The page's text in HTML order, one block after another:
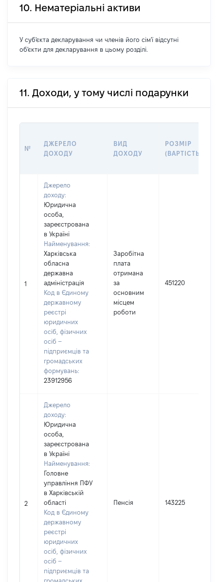
10. Нематеріальні активи
У суб'єкта декларування чи членів його сім'ї відсутні
об'єкти для декларування в цьому розділі.
11. Доходи, у тому числі подарунки
№
ДЖЕРЕЛО
ДОХОДУ
ВИД
ДОХОДУ
РОЗМІР
(ВАРТІСТЬ)
1
Джерело
доходу:
Юридична
особа,
зареєстрована
в Україні
Найменування:
Харківська
обласна
державна
адміністрація
Код в Єдиному
державному
реєстрі
юридичних
осіб, фізичних
осіб –
підприємців та
громадських
формувань:
23912956
Заробітна
плата
отримана
за
основним
місцем
роботи
451220
2
Джерело
доходу:
Юридична
особа,
зареєстрована
в Україні
Найменування:
Головне
управління ПФУ
в Харківській
області
Код в Єдиному
державному
реєстрі
юридичних
осіб, фізичних
осіб –
підприємців та
громадських
Пенсія 143225